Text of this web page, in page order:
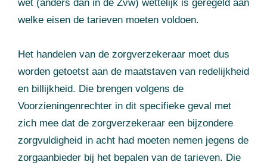
wet (anders dan in de Zvw) wettelijk is geregeld aan
welke eisen de tarieven moeten voldoen.
Het handelen van de zorgverzekeraar moet dus
worden getoetst aan de maatstaven van redelijkheid
en billijkheid. Die brengen volgens de
Voorzieningenrechter in dit specifieke geval met
zich mee dat de zorgverzekeraar een bijzondere
zorgvuldigheid in acht had moeten nemen jegens de
zorgaanbieder bij het bepalen van de tarieven. Die